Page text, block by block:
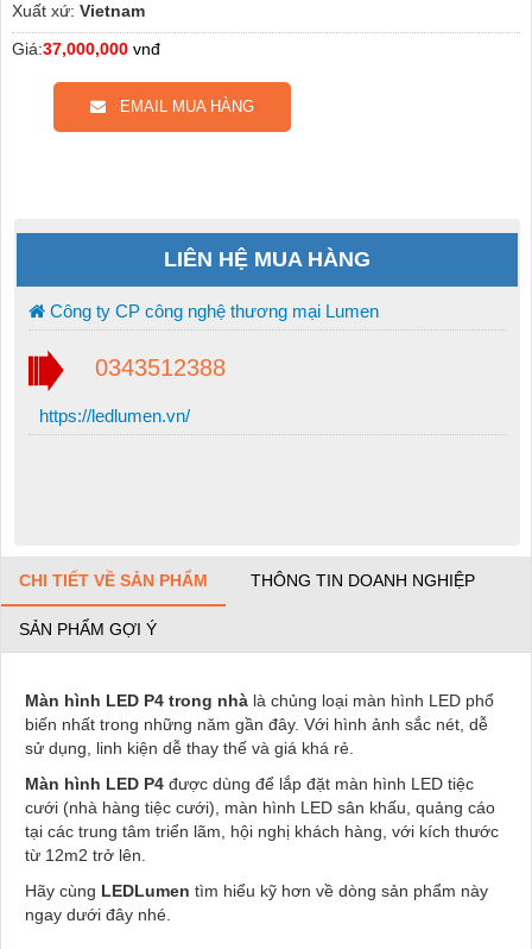
Xuất xứ: Vietnam
Giá:37,000,000 vnđ
EMAIL MUA HÀNG
LIÊN HỆ MUA HÀNG
Công ty CP công nghệ thương mại Lumen
0343512388
https://ledlumen.vn/
CHI TIẾT VỀ SẢN PHẨM THÔNG TIN DOANH NGHIỆP
SẢN PHẨM GỢI Ý
Màn hình LED P4 trong nhà là chủng loại màn hình LED phổ
biến nhất trong những năm gần đây. Với hình ảnh sắc nét, dễ
sử dụng, linh kiện dễ thay thế và giá khá rẻ.
Màn hình LED P4 được dùng để lắp đặt màn hình LED tiệc
cưới (nhà hàng tiệc cưới), màn hình LED sân khấu, quảng cáo
tại các trung tâm triển lãm, hội nghị khách hàng, với kích thước
từ 12m2 trở lên.
Hãy cùng LEDLumen tìm hiểu kỹ hơn về dòng sản phẩm này
ngay dưới đây nhé.